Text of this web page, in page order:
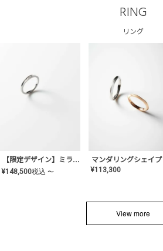
RING
リング
【限定デザイン】ミライ(mill-ai)リング
¥148,500税込 〜
マンダリングシェイプ
¥113,300
View more